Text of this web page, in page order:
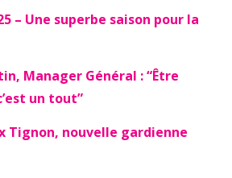
– Une superbe saison pour la
Manager Général : “Être
un tout”
Tignon, nouvelle gardienne